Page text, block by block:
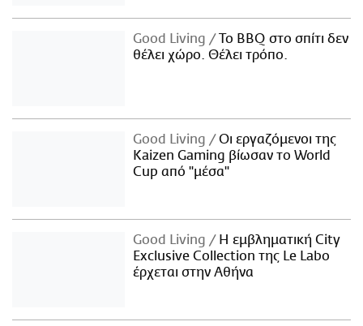
Good Living
Το BBQ στο σπίτι δεν
θέλει χώρο. Θέλει τρόπο.
Good Living
Οι εργαζόμενοι της
Kaizen Gaming βίωσαν το World
Cup από "μέσα"
Good Living
Η εμβληματική City
Exclusive Collection της Le Labo
έρχεται στην Αθήνα